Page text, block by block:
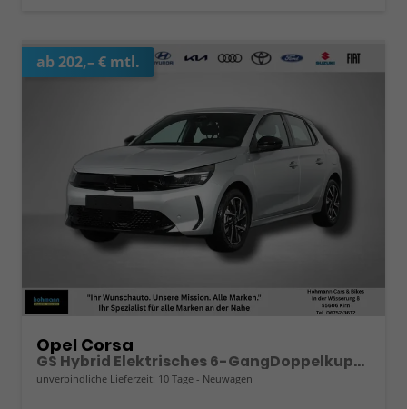
ab 202,– € mtl.
Opel Corsa
GS Hybrid Elektrisches 6-GangDoppelkupplungsgetriebe (eDCT)
unverbindliche Lieferzeit: 10 Tage Neuwagen